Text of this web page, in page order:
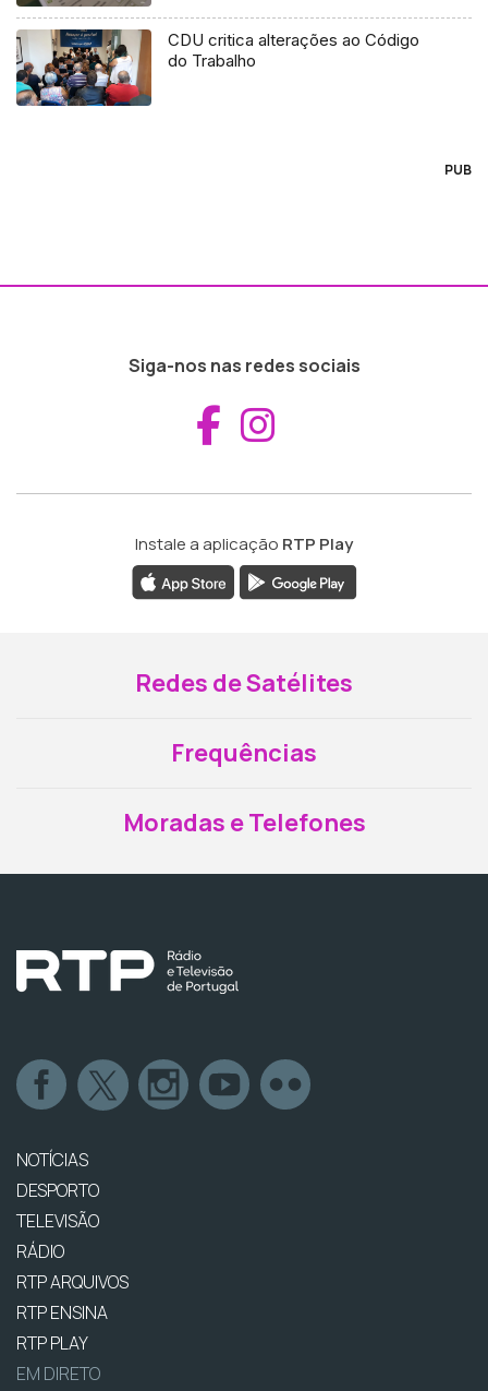
CDU critica alterações ao Código
do Trabalho
PUB
Siga-nos nas redes sociais
Aceder ao
Instale a aplicação RTP Play
Redes de Satélites
Frequências
Moradas e Telefones
NOTÍCIAS
DESPORTO
TELEVISÃO
RÁDIO
RTP ARQUIVOS
RTP ENSINA
RTP PLAY
EM DIRETO